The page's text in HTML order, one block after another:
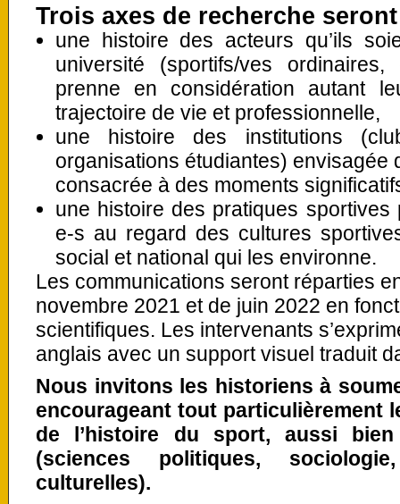
Trois axes de recherche
une histoire des acteurs qu’ils
université (sportifs/ves
prenne en considération autant
trajectoire de vie et professionnelle,
une histoire des institutions
organisations étudiantes) envisagée
consacrée à des moments
une histoire des pratiques
e-s au regard des cultures
social et national qui les environne.
Les communications seront réparties
novembre 2021 et de juin 2022 en
scientifiques. Les intervenants
anglais avec un support visuel traduit
Nous invitons les historiens à
encourageant tout particulièrement
de l’histoire du sport, aussi bien
(sciences politiques,
culturelles).